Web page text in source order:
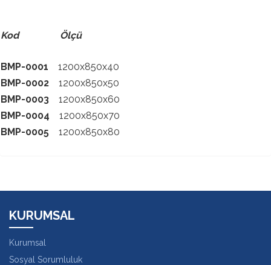
Kod Ölçü
BMP-0001
1200x850x40
BMP-0002
1200x850x50
BMP-0003
1200x850x60
BMP-0004
1200x850x70
BMP-0005
1200x850x80
KURUMSAL
Kurumsal
Sosyal Sorumluluk